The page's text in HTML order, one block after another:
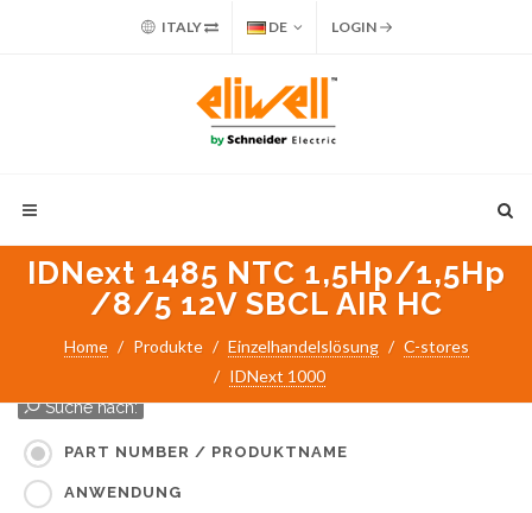
ITALY DE LOGIN
IDNext 1485 NTC 1,5Hp/1,5Hp
/8/5 12V SBCL AIR HC
Home Produkte Einzelhandelslösung
C-stores
IDNext 1000
Suche nach:
PART NUMBER / PRODUKTNAME
ANWENDUNG